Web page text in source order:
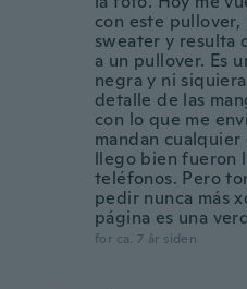
con este
sweater y resulta
a un pullover. Es
negra y ni
detalle de las
con lo que me
mandan cualquier
llego bien fueron
teléfonos. Pero
pedir nunca más
página es una
for ca. 7 år siden